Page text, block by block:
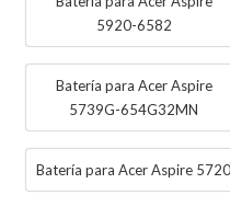
5920-6582
Batería para Acer Aspire
5739G-654G32MN
Batería para Acer Aspire 5720